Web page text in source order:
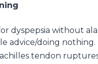
dyspepsia without
advice/doing nothing.
tendon